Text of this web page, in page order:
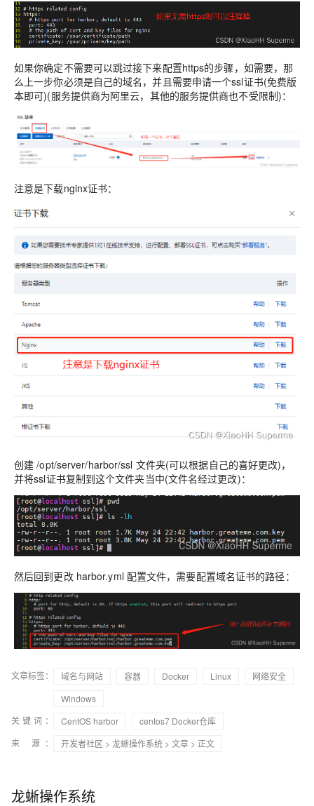
如果你确定不需要可以跳过接下来配置https的步骤，如需要，那
么上一步你必须是自己的域名，并且需要申请一个ssl证书(免费版
本即可)(服务提供商为阿里云，其他的服务提供商也不受限制)：
注意是下载nginx证书：
创建 /opt/server/harbor/ssl 文件夹(可以根据自己的喜好更改)，
并将ssl证书复制到这个文件夹当中(文件名经过更改)：
然后回到更改 harbor.yml 配置文件，需要配置域名证书的路径：
文章标签： 域名与网站 容器 Docker Linux
网络安全
Windows
关键词：
CentOS harbor
centos7 Docker仓库
来 源：
开发者社区 > 龙蜥操作系统 > 文章 > 正文
龙蜥操作系统